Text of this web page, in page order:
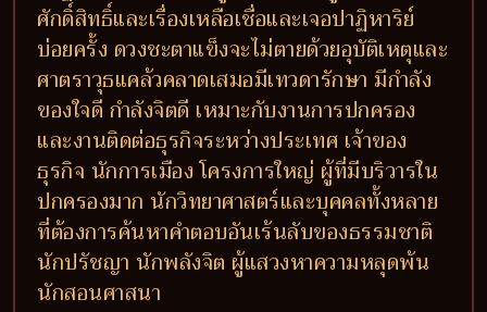
ศักดิ์สิทธิ์และเรื่องเหลือเชื่อและเจอปาฏิหาริย์
บ่อยครั้ง ดวงชะตาแข็งจะไม่ตายด้วยอุบัติเหตุและ
ศาตราวุธแคล้วคลาดเสมอมีเทวดารักษา มีกำลัง
ของใจดี กำลังจิตดี เหมาะกับงานการปกครอง
และงานติดต่อธุรกิจระหว่างประเทศ เจ้าของ
ธุรกิจ นักการเมือง โครงการใหญ่ ผู้ที่มีบริวารใน
ปกครองมาก นักวิทยาศาสตร์และบุคคลทั้งหลาย
ที่ต้องการค้นหาคำตอบอันเร้นลับของธรรมชาติ
นักปรัชญา นักพลังจิต ผู้แสวงหาความหลุดพ้น
นักสอนศาสนา